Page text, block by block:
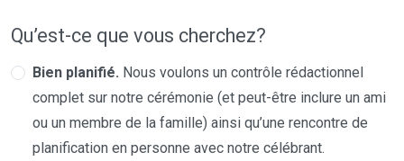
Qu’est-ce que vous cherchez?
Bien planifié. Nous voulons un contrôle rédactionnel
complet sur notre cérémonie (et peut-être inclure un ami
ou un membre de la famille) ainsi qu’une rencontre de
planification en personne avec notre célébrant.